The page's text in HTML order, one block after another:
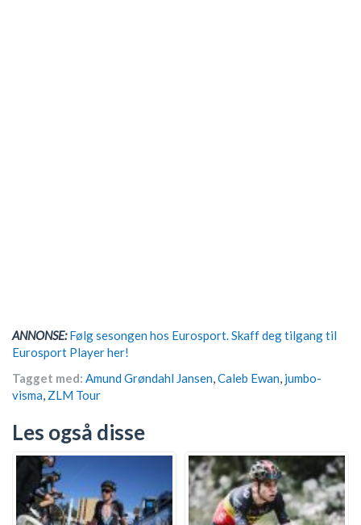
ANNONSE: Følg sesongen hos Eurosport. Skaff deg tilgang til
Eurosport Player her!
Tagget med: Amund Grøndahl Jansen,Caleb Ewan, jumbo-
visma, ZLM Tour
Les også disse